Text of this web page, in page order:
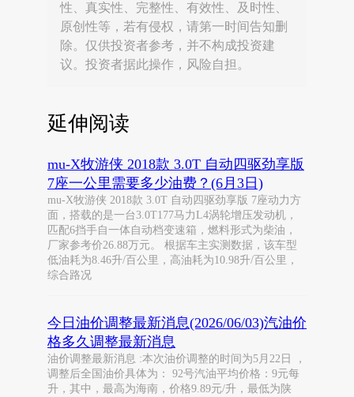
性、真实性、完整性、有效性、及时性、
原创性等，若有侵权，请第一时间告知删
除。仅供投资者参考，并不构成投资建
议。投资者据此操作，风险自担。
延伸阅读
mu-X牧游侠 2018款 3.0T 自动四驱劲享版
7座一公里需要多少油费？(6月3日)
mu-X牧游侠 2018款 3.0T 自动四驱劲享版 7座动力方
面，搭载的是一台3.0T177马力L4涡轮增压发动机，
匹配6挡手自一体自动档变速箱，燃料形式为柴油，
厂家参考价26.88万元。 根据车主实测数据，该车型
低油耗为8.46升/百公里，高油耗为10.98升/百公里，
综合路况
今日油价调整最新消息(2026/06/03)汽油价
格多久调整最新消息
油价调整最新消息 :本次油价调整的时间为5月22日 ，
调整后全国油价具体为： 92号汽油平均价格：9元每
升，其中，最高为海南，价格9.89元/升，最低为陕